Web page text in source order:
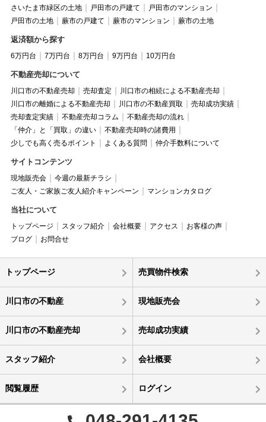
さいたま市緑区の土地
戸田市の戸建て
戸田市のマンション
戸田市の土地
蕨市の戸建て 蕨市のマンション 蕨市の土地
返済額から探す
6万円台 7万円台 8万円台 9万円台 10万円台
不動産売却について
川口市の不動産売却 売却査定
川口市の相続による不動産売却
川口市の離婚による不動産売却
川口市の不動産買取
売却成功実績
売却査定実績
不動産売却コラム
不動産売却の流れ
「仲介」と「買取」の違い
不動産売却時の諸費用
少しでも高く売るポイント
よくある質問 仲介手数料について
サイトコンテンツ
現地販売会
今週の最新チラシ
ご友人・ご家族ご友人紹介キャンペーン
マンションカタログ
当社について
トップページ スタッフ紹介 会社概要 アクセス
お客様の声
ブログ
お問合せ
トップページ 売買物件検索
川口市の不動産 現地販売会
川口市の不動産売却 売却成功実績
スタッフ紹介 会社概要
閲覧履歴 ログイン